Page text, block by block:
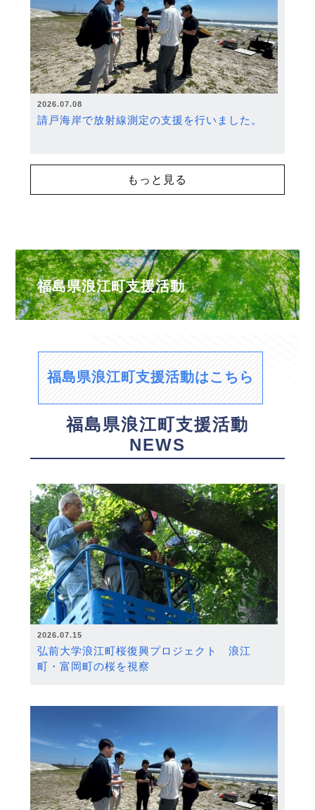
2026.07.08
請戸海岸で放射線測定の支援を行いました。
もっと見る
福島県浪江町支援活動
福島県浪江町支援活動はこちら
福島県浪江町支援活動
NEWS
2026.07.15
弘前大学浪江町桜復興プロジェクト 浪江
町・富岡町の桜を視察